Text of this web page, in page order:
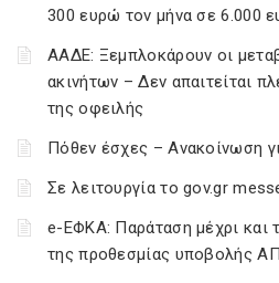
300 ευρώ τον μήνα σε 6.000
ΑΑΔΕ: Ξεμπλοκάρουν οι
ακινήτων – Δεν απαιτείται
της οφειλής
Πόθεν έσχες – Ανακοίνωση
Σε λειτουργία το gov.gr
e-ΕΦΚΑ: Παράταση μέχρι και
της προθεσμίας υποβολής